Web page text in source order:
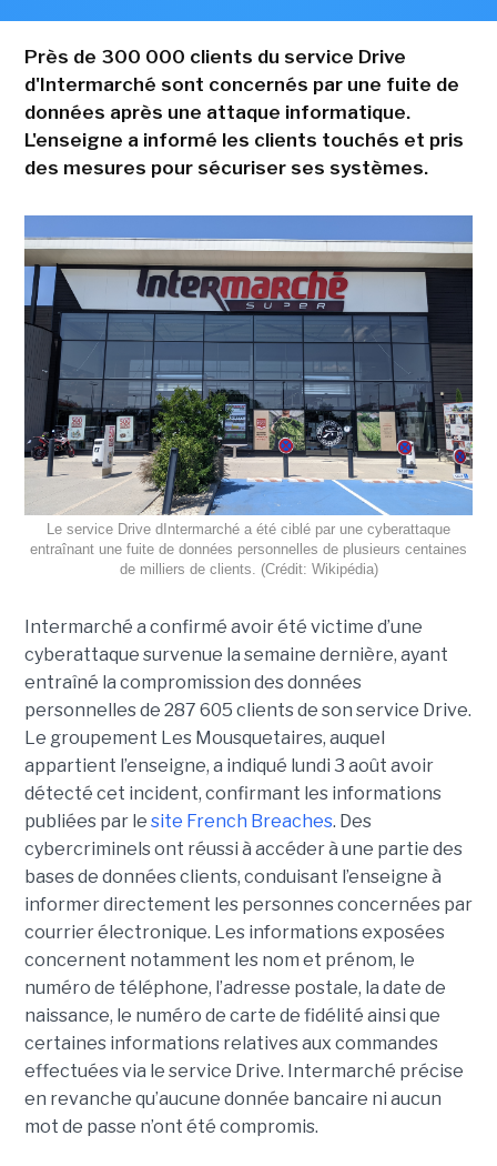
Près de 300 000 clients du service Drive
d'Intermarché sont concernés par une fuite de
données après une attaque informatique.
L'enseigne a informé les clients touchés et pris
des mesures pour sécuriser ses systèmes.
Le service Drive dIntermarché a été ciblé par une cyberattaque
entraînant une fuite de données personnelles de plusieurs centaines
de milliers de clients. (Crédit: Wikipédia)
Intermarché a confirmé avoir été victime d’une
cyberattaque survenue la semaine dernière, ayant
entraîné la compromission des données
personnelles de 287 605 clients de son service Drive.
Le groupement Les Mousquetaires, auquel
appartient l’enseigne, a indiqué lundi 3 août avoir
détecté cet incident, confirmant les informations
publiées par le site French Breaches. Des
cybercriminels ont réussi à accéder à une partie des
bases de données clients, conduisant l’enseigne à
informer directement les personnes concernées par
courrier électronique. Les informations exposées
concernent notamment les nom et prénom, le
numéro de téléphone, l’adresse postale, la date de
naissance, le numéro de carte de fidélité ainsi que
certaines informations relatives aux commandes
effectuées via le service Drive. Intermarché précise
en revanche qu’aucune donnée bancaire ni aucun
mot de passe n’ont été compromis.